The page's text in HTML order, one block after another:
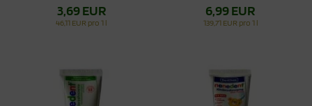
3,69 EUR
46,11 EUR pro 1 l
6,99 EUR
139,71 EUR pro 1 l